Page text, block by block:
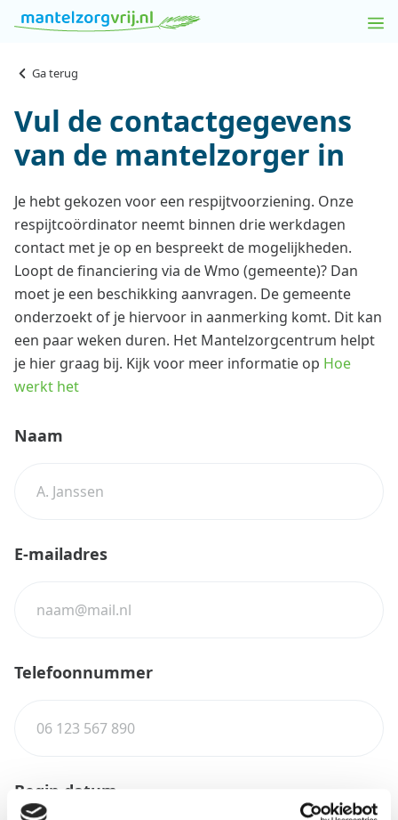
Ga terug
Vul de contactgegevens
van de mantelzorger in
Je hebt gekozen voor een respijtvoorziening. Onze
respijtcoördinator neemt binnen drie werkdagen
contact met je op en bespreekt de mogelijkheden.
Loopt de financiering via de Wmo (gemeente)? Dan
moet je een beschikking aanvragen. De gemeente
onderzoekt of je hiervoor in aanmerking komt. Dit kan
een paar weken duren. Het Mantelzorgcentrum helpt
je hier graag bij. Kijk voor meer informatie op Hoe
werkt het
Naam
E-mailadres
Telefoonnummer
Begin datum